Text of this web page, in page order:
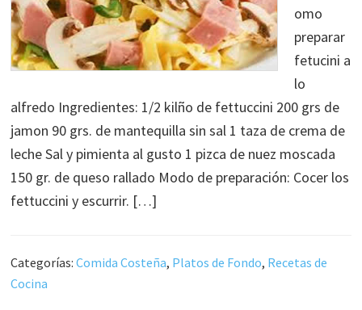
omo
preparar
fetucini a
lo
alfredo Ingredientes: 1/2 kilño de fettuccini 200 grs de
jamon 90 grs. de mantequilla sin sal 1 taza de crema de
leche Sal y pimienta al gusto 1 pizca de nuez moscada
150 gr. de queso rallado Modo de preparación: Cocer los
fettuccini y escurrir. […]
Categorías:Comida Costeña, Platos de Fondo, Recetas de
Cocina